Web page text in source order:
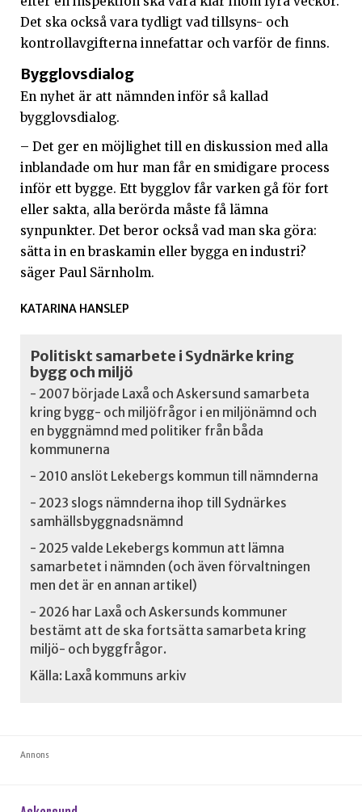
Det ska också vara tydligt vad tillsyns- och
kontrollavgifterna innefattar och varför de finns.
Bygglovsdialog
En nyhet är att nämnden inför så kallad
bygglovsdialog.
– Det ger en möjlighet till en diskussion med alla
inblandade om hur man får en smidigare process
inför ett bygge. Ett bygglov får varken gå för fort
eller sakta, alla berörda måste få lämna
synpunkter. Det beror också vad man ska göra:
sätta in en braskamin eller bygga en industri?
säger Paul Särnholm.
KATARINA HANSLEP
Politiskt samarbete i Sydnärke kring
bygg och miljö
- 2007 började Laxå och Askersund samarbeta
kring bygg- och miljöfrågor i en miljönämnd och
en byggnämnd med politiker från båda
kommunerna
- 2010 anslöt Lekebergs kommun till nämnderna
- 2023 slogs nämnderna ihop till Sydnärkes
samhällsbyggnadsnämnd
- 2025 valde Lekebergs kommun att lämna
samarbetet i nämnden (och även förvaltningen
men det är en annan artikel)
- 2026 har Laxå och Askersunds kommuner
bestämt att de ska fortsätta samarbeta kring
miljö- och byggfrågor.
Källa: Laxå kommuns arkiv
Annons